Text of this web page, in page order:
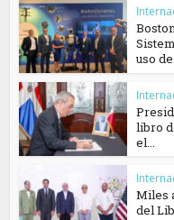
uso
libro
el...
Miles
del